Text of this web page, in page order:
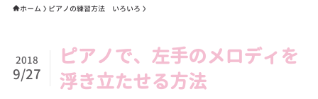
ホーム ピアノの練習方法 いろいろ
ピアノで、左手のメロディを
浮き立たせる方法
2018
9/27